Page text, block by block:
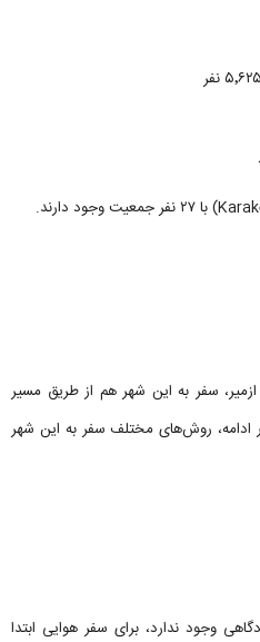
سفر به این شهر هم از طریق مسیر
ادامه، روش‌های مختلف سفر به این شهر
وجود ندارد، برای سفر هوایی ابتدا